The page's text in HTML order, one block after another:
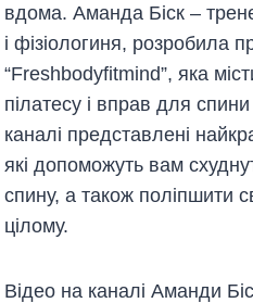
вдома. Аманда Біск –
і фізіологиня, розробила
“Freshbodyfitmind”, яка
пілатесу і вправ для
каналі представлені
які допоможуть вам
спину, а також поліпшити
цілому.
Відео на каналі Аманди